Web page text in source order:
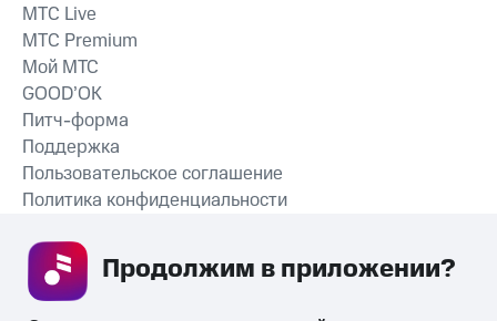
СКАЧАТЬ ПРИЛОЖЕНИЕ
MTС Live
MTС Premium
Мой МТС
GOOD’OK
Питч-форма
Поддержка
Пользовательское соглашение
Политика конфиденциальности